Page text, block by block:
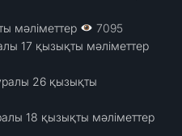
мәліметтер
7095
17 қызықты мәліметтер
26 қызықты
18 қызықты мәліметтер